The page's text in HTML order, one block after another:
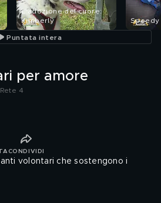
L'adozione del cuore:
Kimberly
Speedy
Puntata intera
per amore
4
CONDIVIDI
volontari che sostengono i